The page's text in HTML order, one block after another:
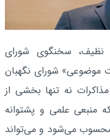
سخنگوی شورای
مذاکرات موضوعی» شورای نگهبان
نه تنها بخشی از
منبعی علمی و پشتوانه
محسوب می‌شود و می‌تواند